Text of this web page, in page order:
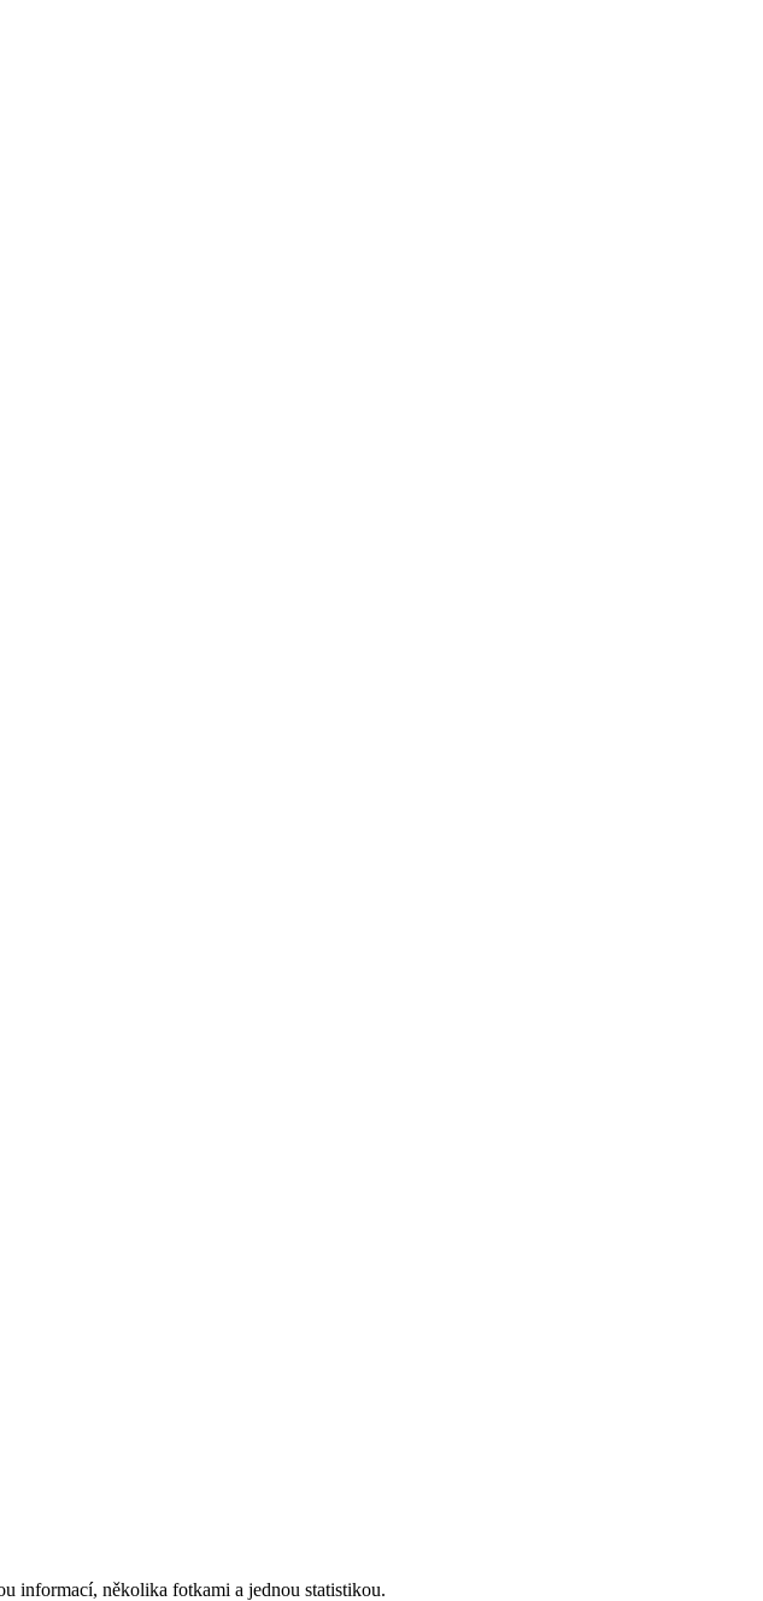
informací, několika fotkami a jednou statistikou.